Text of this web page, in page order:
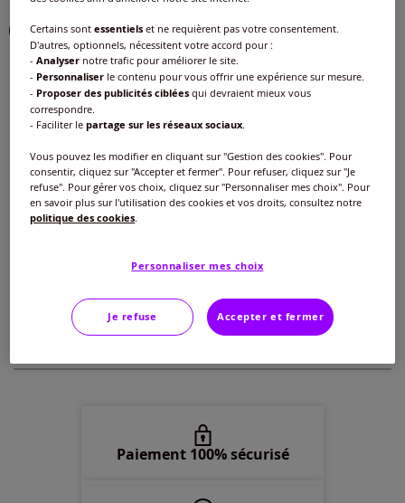
Taille :
Veuillez sélectionner une taille
40 -En stock
42 -En stock
En stock
30€
Caractéristiques
Paiement 100% sécurisé
Certains sontessentiels et ne requièrent pas votre consentement.
D'autres, optionnels, nécessitent votre accord pour :
-Analyser notre trafic pour améliorer le site.
- Personnaliser le contenu pour vous offrir une expérience sur mesure.
- Proposer des publicités ciblées qui devraient mieux vous
correspondre.
- Faciliter lepartage sur les réseaux sociaux.
Vous pouvez les modifier en cliquant sur "Gestion des cookies". Pour
consentir, cliquez sur "Accepter et fermer". Pour refuser, cliquez sur "Je
refuse". Pour gérer vos choix, cliquez sur "Personnaliser mes choix". Pour
en savoir plus sur l'utilisation des cookies et vos droits, consultez notre
politique des cookies.
Personnaliser mes choix
Je refuse Accepter et fermer